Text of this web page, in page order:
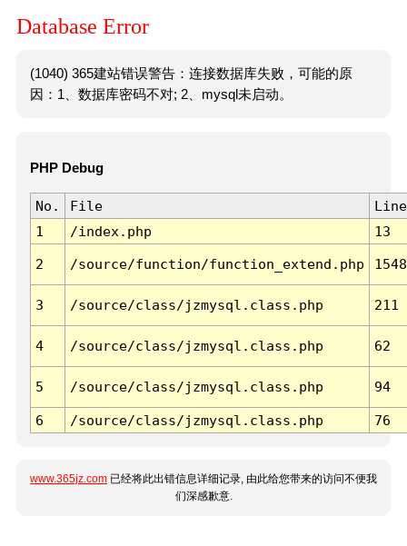
Database Error
(1040) 365建站错误警告：连接数据库失败，可能的原
因：1、数据库密码不对; 2、mysql未启动。
PHP Debug
No. File
Line
1
/index.php 13
2 /source/function/function_extend.php 1548
3 /source/class/jzmysql.class.php 211
4 /source/class/jzmysql.class.php 62
5 /source/class/jzmysql.class.php 94
6 /source/class/jzmysql.class.php 76
www.365jz.com 已经将此出错信息详细记录, 由此给您带来的访问不便我
们深感歉意.